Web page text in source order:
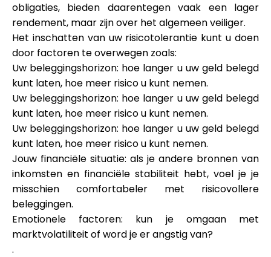
obligaties, bieden daarentegen vaak een lager
rendement, maar zijn over het algemeen veiliger.
Het inschatten van uw risicotolerantie kunt u doen
door factoren te overwegen zoals:
Uw beleggingshorizon: hoe langer u uw geld belegd
kunt laten, hoe meer risico u kunt nemen.
Uw beleggingshorizon: hoe langer u uw geld belegd
kunt laten, hoe meer risico u kunt nemen.
Uw beleggingshorizon: hoe langer u uw geld belegd
kunt laten, hoe meer risico u kunt nemen.
Jouw financiële situatie: als je andere bronnen van
inkomsten en financiële stabiliteit hebt, voel je je
misschien comfortabeler met risicovollere
beleggingen.
Emotionele factoren: kun je omgaan met
marktvolatiliteit of word je er angstig van?
.